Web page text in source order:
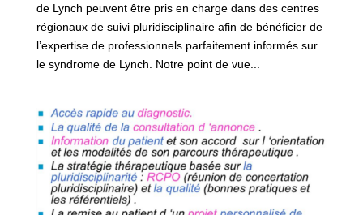
de Lynch peuvent être pris en charge dans des centres
régionaux de suivi pluridisciplinaire afin de bénéficier de
l’expertise de professionnels parfaitement informés sur
le syndrome de Lynch. Notre point de vue...